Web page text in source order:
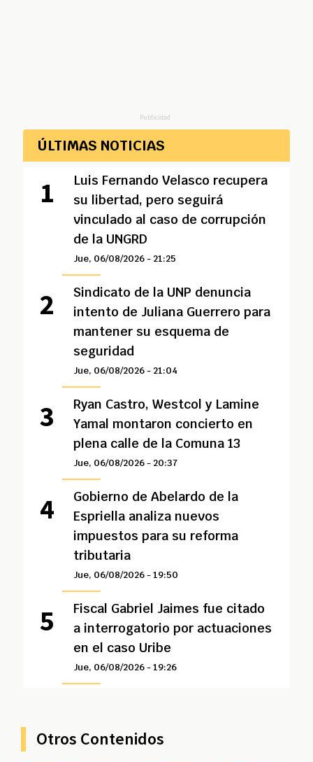
Publicidad
ÚLTIMAS NOTICIAS
Luis Fernando Velasco recupera
su libertad, pero seguirá
vinculado al caso de corrupción
de la UNGRD
Jue, 06/08/2026 - 21:25
Sindicato de la UNP denuncia
intento de Juliana Guerrero para
mantener su esquema de
seguridad
Jue, 06/08/2026 - 21:04
Ryan Castro, Westcol y Lamine
Yamal montaron concierto en
plena calle de la Comuna 13
Jue, 06/08/2026 - 20:37
Gobierno de Abelardo de la
Espriella analiza nuevos
impuestos para su reforma
tributaria
Jue, 06/08/2026 - 19:50
Fiscal Gabriel Jaimes fue citado
a interrogatorio por actuaciones
en el caso Uribe
Jue, 06/08/2026 - 19:26
Otros Contenidos